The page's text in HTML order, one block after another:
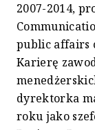
2007-2014,
public affairs
Karierę
dyrektorka
roku jako